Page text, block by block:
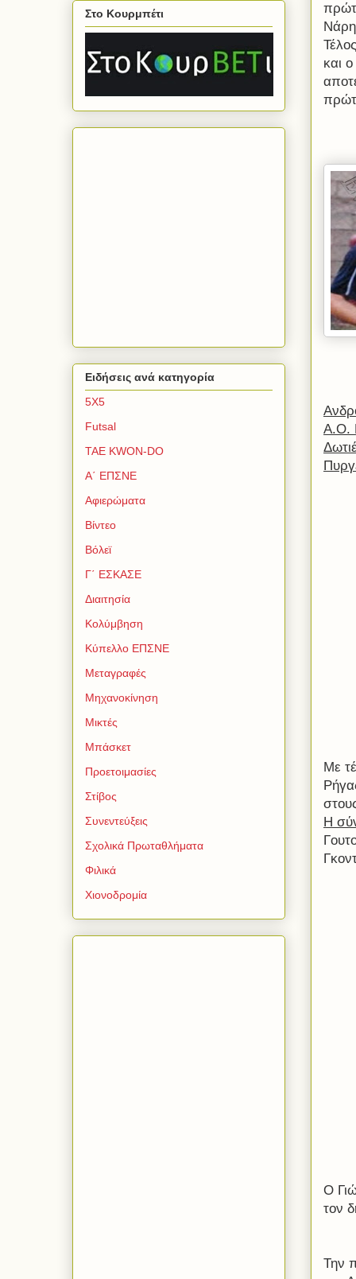
και
Α.Ο.
Με
Η
Ο
τον
Την
Στο Κουρμπέτι
Ειδήσεις ανά κατηγορία
5Χ5
Futsal
TAE KWON-DO
Α΄ ΕΠΣΝΕ
Αφιερώματα
Βίντεο
Βόλεϊ
Γ΄ ΕΣΚΑΣΕ
Διαιτησία
Κολύμβηση
Κύπελλο ΕΠΣΝΕ
Μεταγραφές
Μηχανοκίνηση
Μικτές
Μπάσκετ
Προετοιμασίες
Στίβος
Συνεντεύξεις
Σχολικά Πρωταθλήματα
Φιλικά
Χιονοδρομία